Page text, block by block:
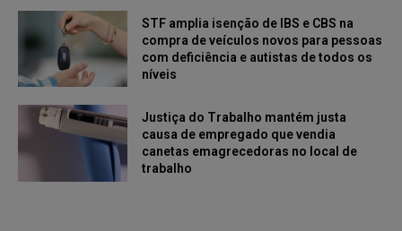
STF amplia isenção de IBS e CBS na
compra de veículos novos para pessoas
com deficiência e autistas de todos os
níveis
Justiça do Trabalho mantém justa
causa de empregado que vendia
canetas emagrecedoras no local de
trabalho